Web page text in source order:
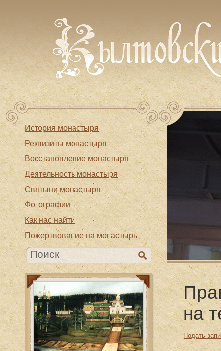
История монастыря
Реквизиты монастыря
Восстановление монастыря
Деятельность монастыря
Святыни монастыря
Фотографии
Как нас найти
Пожертвование на монастырь
на
Подать